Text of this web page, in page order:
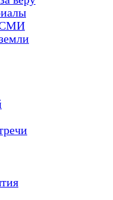
СМИ